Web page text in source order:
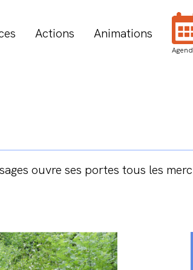
Actions Animations
ouvre ses portes tous les